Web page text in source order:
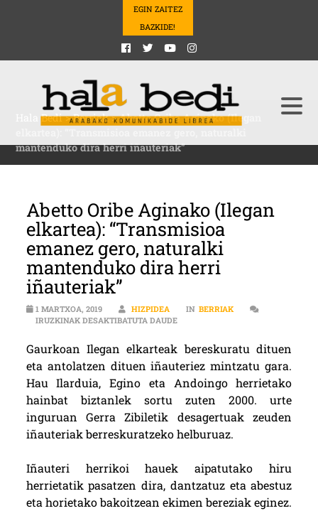
EGIN ZAITEZ
BAZKIDE!
Hala Bedi>Berriak>Abetto Oribe Aginako (Ilegan
mantenduko dira herri iñauteriak”
Abetto Oribe Aginako (Ilegan
elkartea): “Transmisioa
emanez gero, naturalki
mantenduko dira herri
iñauteriak”
1 MARTXOA, 2019 HIZPIDEA IN BERRIAK
IRUZKINAK DESAKTIBATUTA DAUDEABETTO ORIBE AGINAKO (ILEGAN
Gaurkoan Ilegan elkarteak bereskuratu dituen
eta antolatzen dituen iñauteriez mintzatu gara.
Hau Ilarduia, Egino eta Andoingo herrietako
hainbat biztanlek sortu zuten 2000. urte
inguruan Gerra Zibiletik desagertuak zeuden
iñauteriak berreskuratzeko helburuaz.
Iñauteri herrikoi hauek aipatutako hiru
herrietatik pasatzen dira, dantzatuz eta abestuz
eta horietako bakoitzean ekimen bereziak eginez.